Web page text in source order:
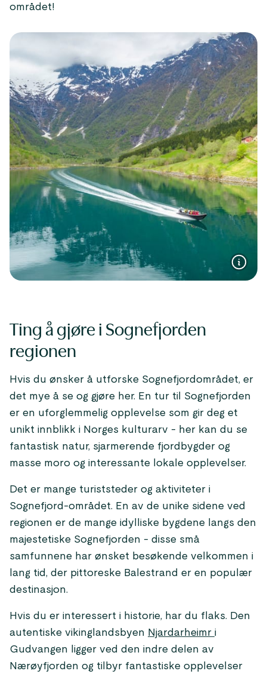
området!
Ting å gjøre i Sognefjorden
regionen
Hvis du ønsker å utforske Sognefjordområdet, er
det mye å se og gjøre her. En tur til Sognefjorden
er en uforglemmelig opplevelse som gir deg et
unikt innblikk i Norges kulturarv - her kan du se
fantastisk natur, sjarmerende fjordbygder og
masse moro og interessante lokale opplevelser.
Det er mange turiststeder og aktiviteter i
Sognefjord-området. En av de unike sidene ved
regionen er de mange idylliske bygdene langs den
majestetiske Sognefjorden - disse små
samfunnene har ønsket besøkende velkommen i
lang tid, der pittoreske Balestrand er en populær
destinasjon.
Hvis du er interessert i historie, har du flaks. Den
autentiske vikinglandsbyen Njardarheimr i
Gudvangen ligger ved den indre delen av
Nærøyfjorden og tilbyr fantastiske opplevelser